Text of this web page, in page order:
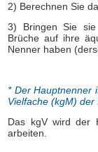
2) Berechnen Sie
3) Bringen Sie
Brüche auf ihre
Nenner haben
* Der Hauptnenner
Vielfache (kgM) der
Das kgV wird der
arbeiten.